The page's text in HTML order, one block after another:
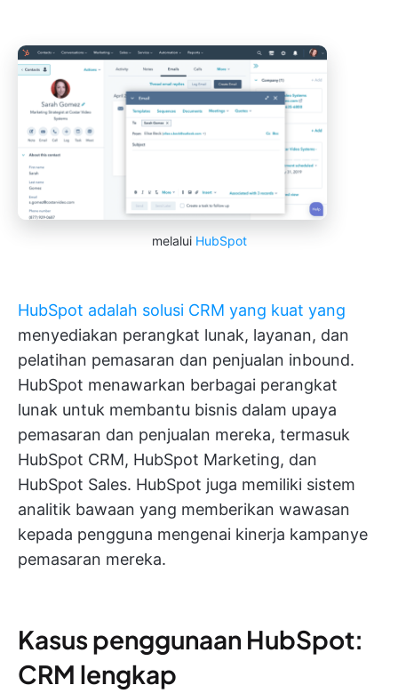
melalui HubSpot
HubSpot adalah solusi CRM yang kuat yang
menyediakan perangkat lunak, layanan, dan
pelatihan pemasaran dan penjualan inbound.
HubSpot menawarkan berbagai perangkat
lunak untuk membantu bisnis dalam upaya
pemasaran dan penjualan mereka, termasuk
HubSpot CRM, HubSpot Marketing, dan
HubSpot Sales. HubSpot juga memiliki sistem
analitik bawaan yang memberikan wawasan
kepada pengguna mengenai kinerja kampanye
pemasaran mereka.
Kasus penggunaan HubSpot:
CRM lengkap